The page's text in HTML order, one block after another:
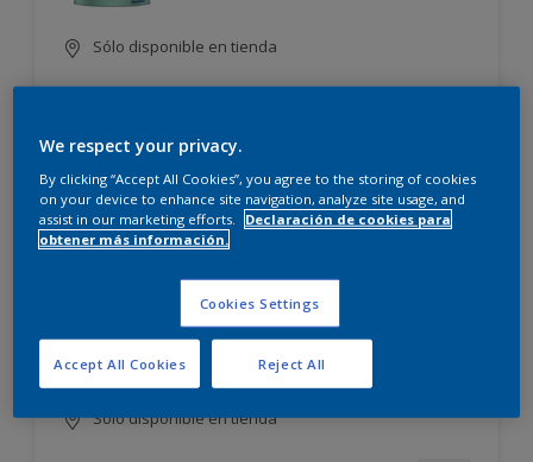
Sólo disponible en tienda
Incamax
Blanco más durable
Sólo disponible en tienda
We respect your privacy.
By clicking “Accept All Cookies”, you agree to the storing of cookies
on your device to enhance site navigation, analyze site usage, and
assist in our marketing efforts.
Declaración de cookies para
obtener más información.
Cookies Settings
Reject All
Accept All Cookies